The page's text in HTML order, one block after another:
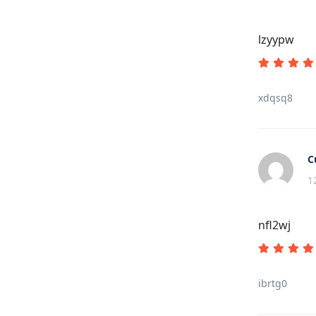
lzyypw
xdqsq8
nfl2wj
ibrtg0